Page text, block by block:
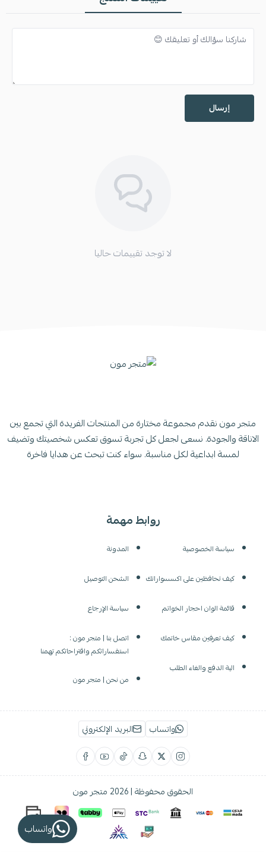
إرسال
لا توجد تقييمات حاليا
روابط مهمة
سياسة الخصوصية
كيف تحافظين على اكسسواراتك
قائمة الوان احجار الخواتم
كيف تعرفين مقاس خاتمك
الية الدفع والغاء الطلب
المدونة
الشحن التوصيل
سياسة الإرجاع
اتصل بنا | متجر مون :
استفساراتكم واقتراحاتكم تهمنا
من نحن | متجر مون
متجر مون نقدم مجموعة مختارة من المنتجات الفريدة التي تجمع بين
الاناقة والجودة. نسعى لجعل كل تجربة تسوق تعكس شخصيتك وتضيف
لمسة ابداعية لكل مناسبة. سواء كنت تبحث عن هدايا فاخرة
واتساب البريد الإلكتروني
الحقوق محفوظة | 2026 متجر مون
واتساب